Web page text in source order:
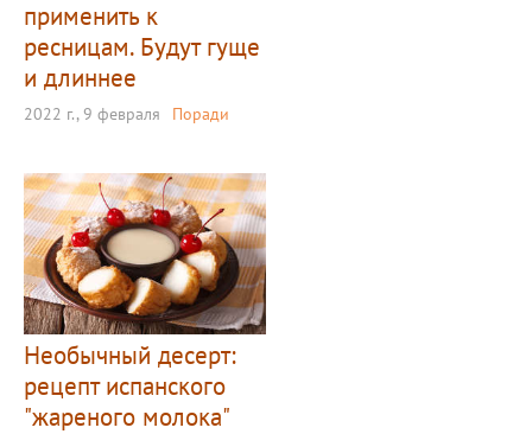
применить к
ресницам. Будут гуще
и длиннее
2022 г., 9 февраля Поради
Необычный десерт:
рецепт испанского
"жареного молока"